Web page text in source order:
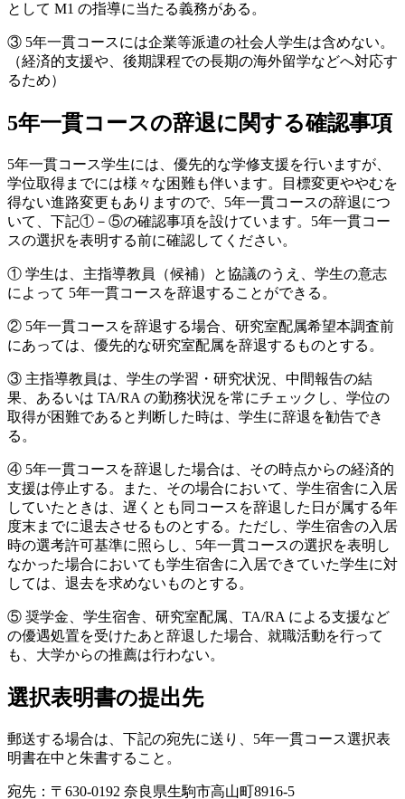
として M1 の指導に当たる義務がある。
③ 5年一貫コースには企業等派遣の社会人学生は含めない。
（経済的支援や、後期課程での長期の海外留学などへ対応す
るため）
5年一貫コースの辞退に関する確認事項
5年一貫コース学生には、優先的な学修支援を行いますが、
学位取得までには様々な困難も伴います。目標変更ややむを
得ない進路変更もありますので、5年一貫コースの辞退につ
いて、下記①－⑤の確認事項を設けています。5年一貫コー
スの選択を表明する前に確認してください。
① 学生は、主指導教員（候補）と協議のうえ、学生の意志
によって 5年一貫コースを辞退することができる。
② 5年一貫コースを辞退する場合、研究室配属希望本調査前
にあっては、優先的な研究室配属を辞退するものとする。
③ 主指導教員は、学生の学習・研究状況、中間報告の結
果、あるいは TA/RA の勤務状況を常にチェックし、学位の
取得が困難であると判断した時は、学生に辞退を勧告でき
る。
④ 5年一貫コースを辞退した場合は、その時点からの経済的
支援は停止する。また、その場合において、学生宿舎に入居
していたときは、遅くとも同コースを辞退した日が属する年
度末までに退去させるものとする。ただし、学生宿舎の入居
時の選考許可基準に照らし、5年一貫コースの選択を表明し
なかった場合においても学生宿舎に入居できていた学生に対
しては、退去を求めないものとする。
⑤ 奨学金、学生宿舎、研究室配属、TA/RA による支援など
の優遇処置を受けたあと辞退した場合、就職活動を行って
も、大学からの推薦は行わない。
選択表明書の提出先
郵送する場合は、下記の宛先に送り、5年一貫コース選択表
明書在中と朱書すること。
宛先：〒630-0192 奈良県生駒市高山町8916-5